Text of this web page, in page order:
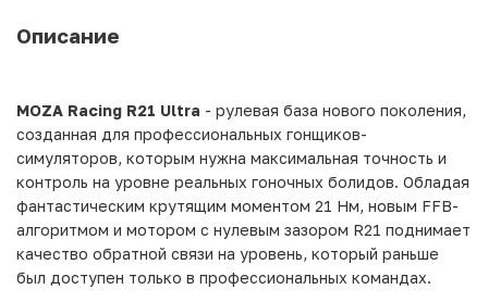
Описание
MOZA Racing R21 Ultra - рулевая база нового поколения,
созданная для профессиональных гонщиков-
симуляторов, которым нужна максимальная точность и
контроль на уровне реальных гоночных болидов. Обладая
фантастическим крутящим моментом 21 Нм, новым FFB-
алгоритмом и мотором с нулевым зазором R21 поднимает
качество обратной связи на уровень, который раньше
был доступен только в профессиональных командах.